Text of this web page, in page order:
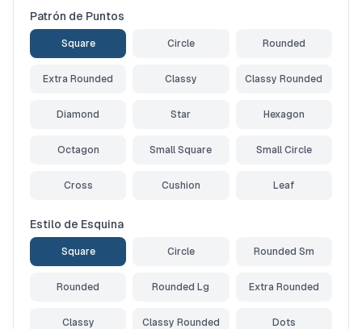
Patrón de Puntos
Square Circle Rounded
Extra Rounded Classy Classy Rounded
Diamond Star Hexagon
Octagon Small Square Small Circle
Cross Cushion Leaf
Estilo de Esquina
Square Circle Rounded Sm
Rounded Rounded Lg Extra Rounded
Classy Classy Rounded Dots